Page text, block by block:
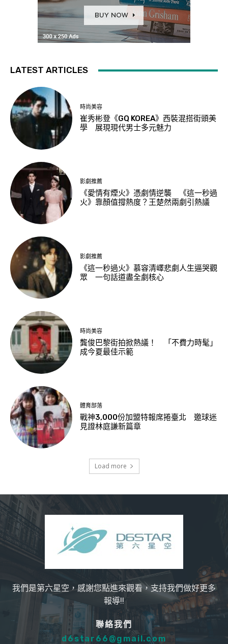
LATEST ARTICLES
時尚美容
崔秀彬登《GQ KOREA》西裝混搭街頭美
學 展現現代男士多元魅力
影劇推薦
《愛情有煙火》憑劇情逆襲 《這一秒過
火》靠顏值撐熱度？王楚然兩劇引熱議
影劇推薦
《這一秒過火》慕容清嶧悲劇人生逼哭觀
眾 一句話道盡全劇核心
時尚美容
龔俊巴黎街拍掀熱議！ 「不費力時髦」
成今夏最佳示範
體育部落
戰神3,000份加盟特報席捲臺北 邀球迷
見證林庭謙新篇章
Load more
我們是第六星空，感謝您點進來觀看，支持我們做好更多
報導!!
聯絡我們
d6star66@gmail.com